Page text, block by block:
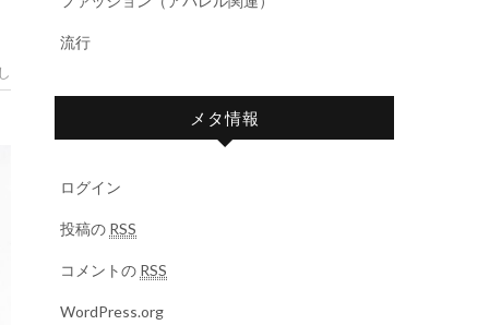
流行
メタ情報
ログイン
投稿の RSS
コメントの RSS
WordPress.org